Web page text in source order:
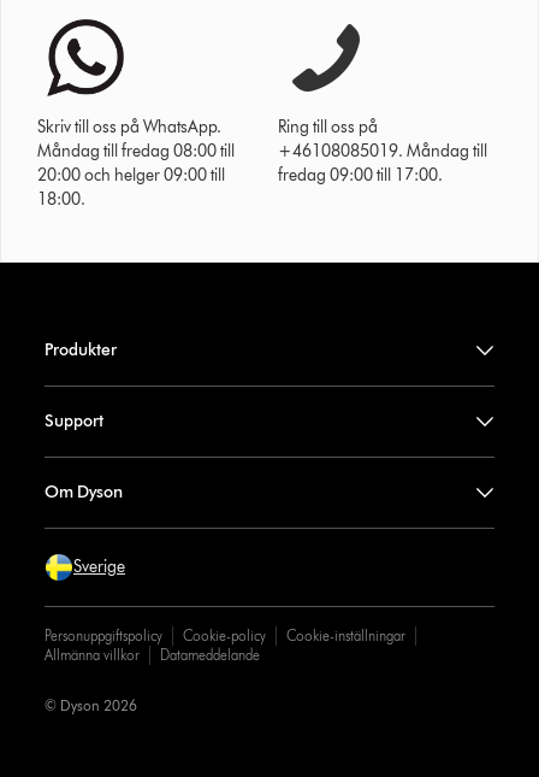
Skriv till oss på WhatsApp.
Måndag till fredag 08:00 till
20:00 och helger 09:00 till
18:00.
Ring till oss på
+46108085019. Måndag till
fredag 09:00 till 17:00.
Produkter
Support
Om Dyson
Sverige
Personuppgiftspolicy Cookie-policy
Cookie-inställningar
Allmänna villkor
Datameddelande
© Dyson 2026